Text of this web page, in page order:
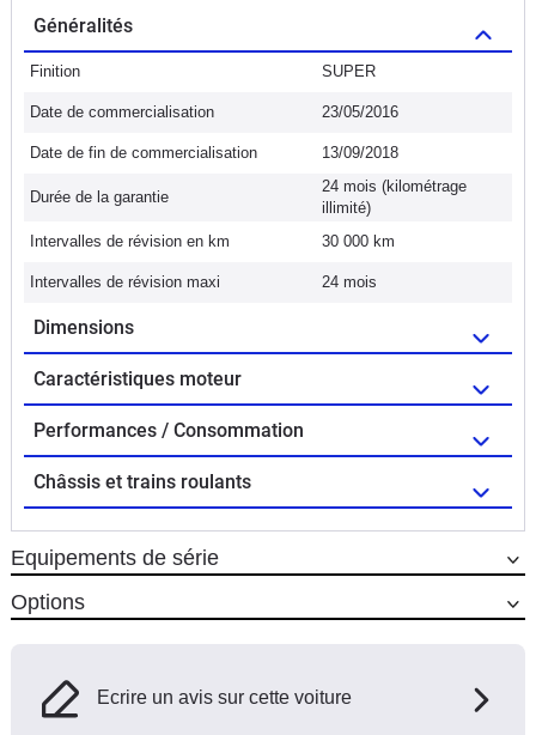
Généralités
Finition SUPER
Date de commercialisation 23/05/2016
Date de fin de commercialisation 13/09/2018
Durée de la garantie
24 mois (kilométrage
illimité)
Intervalles de révision en km
30 000 km
Intervalles de révision maxi 24 mois
Dimensions
Caractéristiques moteur
Performances / Consommation
Châssis et trains roulants
Equipements de série
Options
Ecrire un avis sur cette voiture